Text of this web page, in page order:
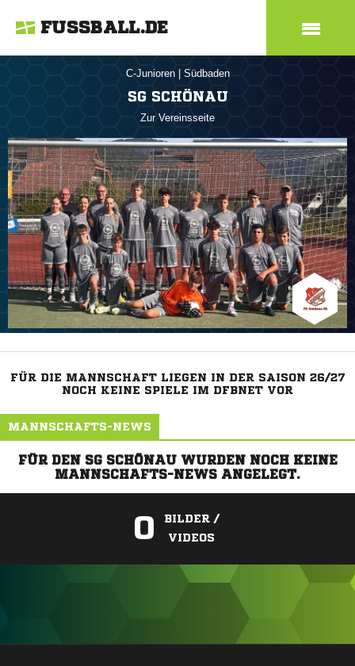
FUSSBALL.DE
C-Junioren Südbaden
SG SCHÖNAU
Zur Vereinsseite
FÜR DIE MANNSCHAFT LIEGEN IN DER SAISON 26/27
NOCH KEINE SPIELE IM DFBNET VOR
MANNSCHAFTS-NEWS
FÜR DEN SG SCHÖNAU WURDEN NOCH KEINE
MANNSCHAFTS-NEWS ANGELEGT.
0
BILDER /
VIDEOS